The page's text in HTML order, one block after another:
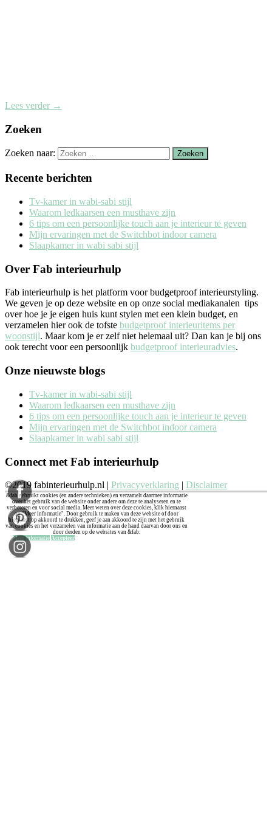
Lees verder →
Zoeken
Zoeken naar:
Recente berichten
Tv-kamer in wabi-sabi stijl
Waarom ledkaarsen een musthave zijn
6 tips om een persoonlijke touch aan je interieur te geven
Mijn ervaringen met de Switchbot indoor camera
Slaapkamer in wabi sabi stijl
Over Fab interieurhulp
Fab interieurhulp is het platform voor budgetproof interieurstyling.
We geven je op deze website en op onze social mediakanalen tips
over hoe je je eigen huis kunt stylen met een klein budget, en
verzamelen hier ook de tofste budgetproof interieuritems per
woonstijl. Maar kom je er zelf niet helemaal uit? Dan kan je bij ons
ook terecht voor een persoonlijk budgetproof interieuradvies.
Onze nieuwste blogs
Tv-kamer in wabi-sabi stijl
Waarom ledkaarsen een musthave zijn
6 tips om een persoonlijke touch aan je interieur te geven
Mijn ervaringen met de Switchbot indoor camera
Slaapkamer in wabi sabi stijl
Connect met Fab interieurhulp
©2019 fabinterieurhulp.nl | Privacyverklaring | Disclaimer
&fab gebruikt cookies (en andere technieken) en verzamelt daarmee informatie
over het gebruik van de website onder andere om deze te analyseren en te
verbeteren en voor social media. Meer weten over deze cookies, klik hiernaast
op "Meer informatie". Door gebruik te maken van deze website of door
hiernaast op akkoord te drukken, geef je aan akkoord te zijn met het gebruik
van cookies en het verzamelen van informatie aan de hand daarvan door ons en
door derden op de websites van &fab.
Meer informatie Accepteer